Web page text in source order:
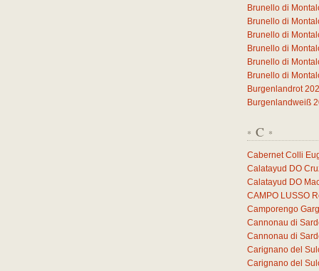
Brunello di
Brunello di
Brunello di
Brunello di
Brunello di
Brunello di
Burgenlandrot
Burgenlandweiß
* C *
Cabernet Colli
Calatayud DO
Calatayud DO
CAMPO LUSSO
Camporengo
Cannonau di
Cannonau di
Carignano del
Carignano del